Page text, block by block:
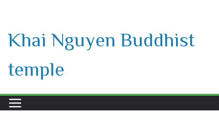
content
Khai Nguyen Buddhist
temple